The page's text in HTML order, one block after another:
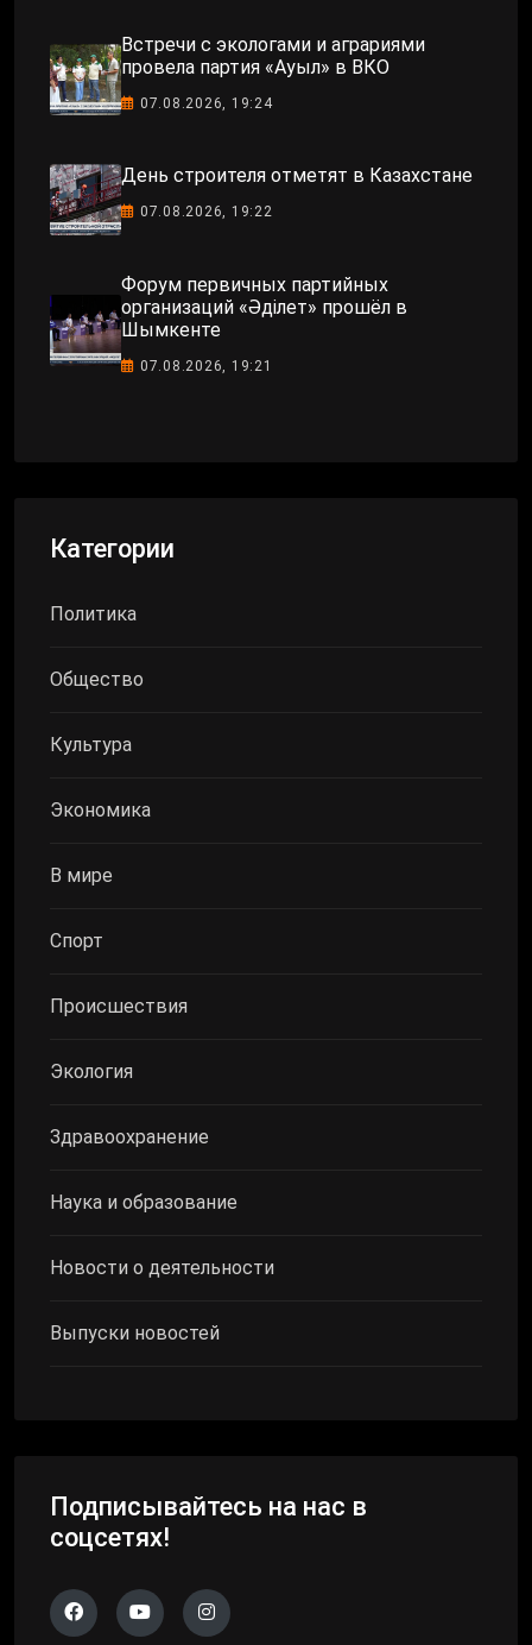
Встречи с экологами и аграриями
провела партия «Ауыл» в ВКО
07.08.2026, 19:24
День строителя отметят в Казахстане
07.08.2026, 19:22
Форум первичных партийных
организаций «Әділет» прошёл в
Шымкенте
07.08.2026, 19:21
Категории
Политика
Общество
Культура
Экономика
В мире
Спорт
Происшествия
Экология
Здравоохранение
Наука и образование
Новости о деятельности
Выпуски новостей
Подписывайтесь на нас в
соцсетях!